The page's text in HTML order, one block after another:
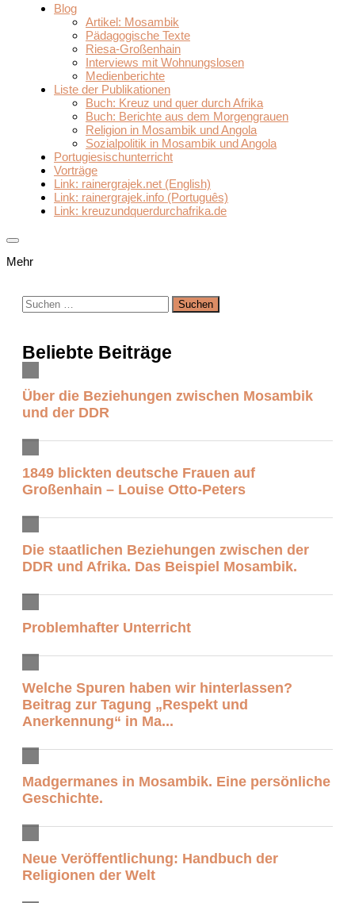
Blog
Artikel: Mosambik
Pädagogische Texte
Riesa-Großenhain
Interviews mit Wohnungslosen
Medienberichte
Liste der Publikationen
Buch: Kreuz und quer durch Afrika
Buch: Berichte aus dem Morgengrauen
Religion in Mosambik und Angola
Sozialpolitik in Mosambik und Angola
Portugiesischunterricht
Vorträge
Link: rainergrajek.net (English)
Link: rainergrajek.info (Português)
Link: kreuzundquerdurchafrika.de
Mehr
Suchen
nach:
Beliebte Beiträge
Über die Beziehungen zwischen Mosambik
und der DDR
1849 blickten deutsche Frauen auf
Großenhain – Louise Otto-Peters
Die staatlichen Beziehungen zwischen der
DDR und Afrika. Das Beispiel Mosambik.
Problemhafter Unterricht
Welche Spuren haben wir hinterlassen?
Beitrag zur Tagung „Respekt und
Anerkennung“ in Ma...
Madgermanes in Mosambik. Eine persönliche
Geschichte.
Neue Veröffentlichung: Handbuch der
Religionen der Welt